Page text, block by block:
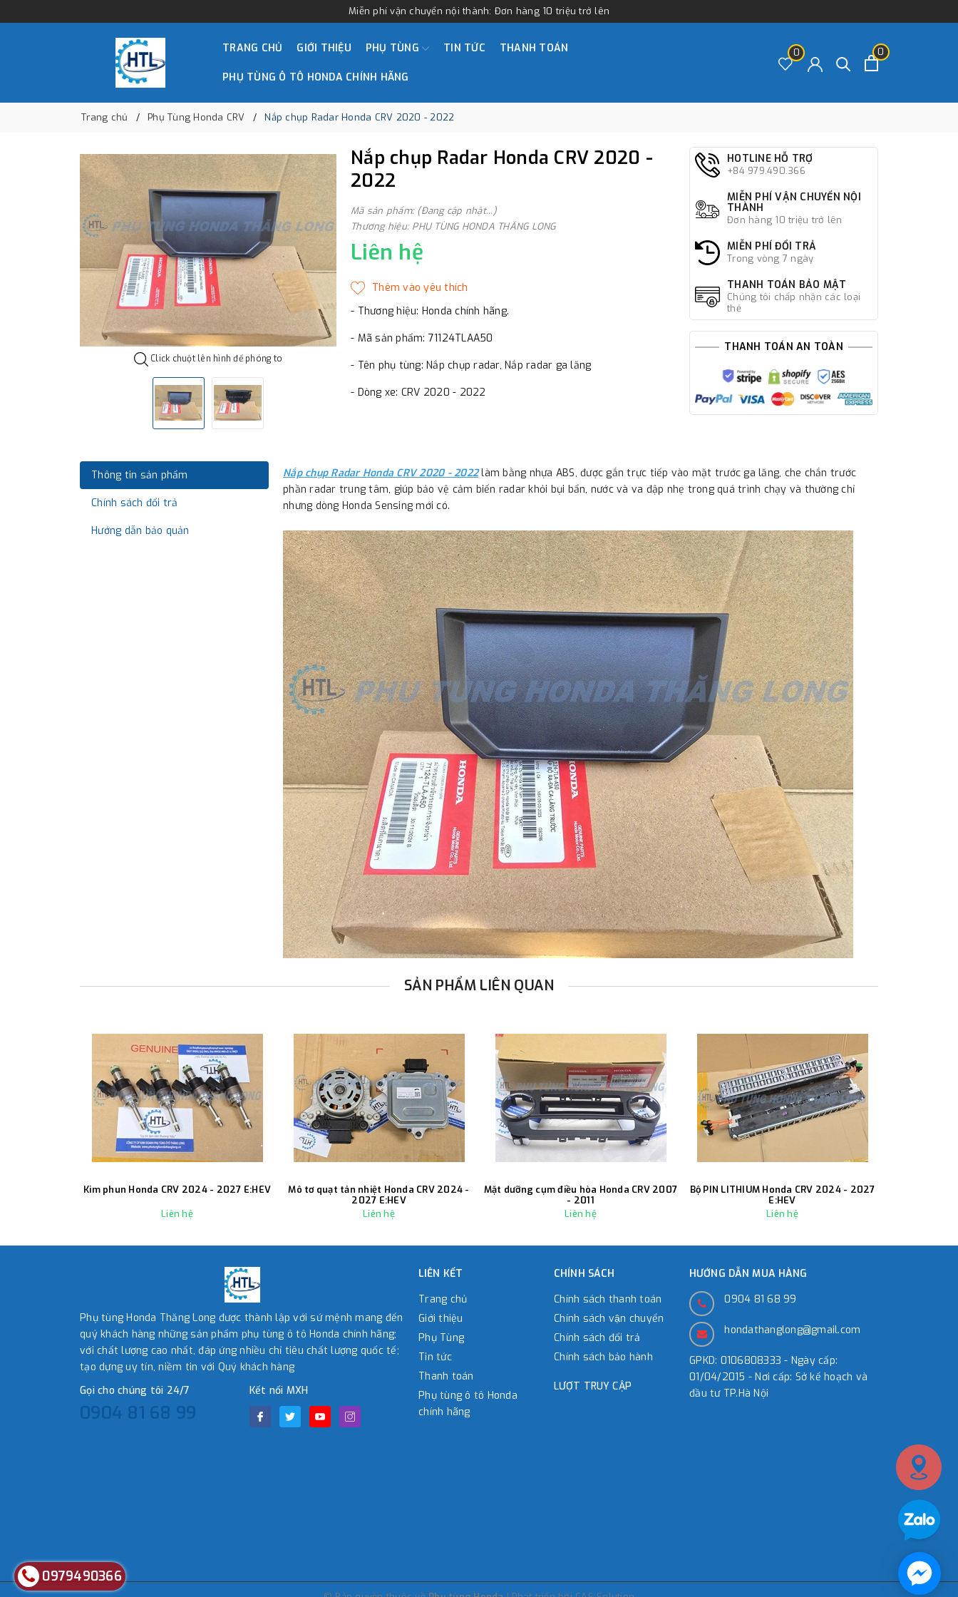
Miễn phí vận chuyển nội thành: Đơn hàng 10 triệu trở lên
TRANG CHỦ GIỚI THIỆU PHỤ TÙNG TIN TỨC THANH TOÁN
PHỤ TÙNG Ô TÔ HONDA CHÍNH HÃNG
0 0
Trang chủ Phụ Tùng Honda CRV Nắp chụp Radar Honda CRV 2020 - 2022
Click chuột lên hình để phóng to
Nắp chụp Radar Honda CRV 2020 -
2022
Mã sản phẩm: (Đang cập nhật...)
Thương hiệu: PHỤ TÙNG HONDA THĂNG LONG
Liên hệ
- Thương hiệu: Honda chính hãng.
- Mã sản phẩm: 71124TLAA50
- Tên phụ tùng: Nắp chụp radar, Nắp radar ga lăng
- Dòng xe: CRV 2020 - 2022
HOTLINE HỖ TRỢ
+84 979.490.366
MIỄN PHÍ VẬN CHUYỂN NỘI
THÀNH
Đơn hàng 10 triệu trở lên
MIỄN PHÍ ĐỔI TRẢ
Trong vòng 7 ngày
THANH TOÁN BẢO MẬT
Chúng tôi chấp nhận các loại
thẻ
THANH TOÁN AN TOÀN
Thông tin sản phẩm
Chính sách đổi trả
Hướng dẫn bảo quản
Nắp chụp Radar Honda CRV 2020 - 2022làm bằng nhựa ABS, được gắn trực tiếp vào mặt trước ga lăng, che chắn trước
phần radar trung tâm, giúp bảo vệ cảm biến radar khỏi bụi bẩn, nước và va đập nhẹ trong quá trình chạy và thường chỉ
nhưng dòng Honda Sensing mới có.
SẢN PHẨM LIÊN QUAN
Kim phun Honda CRV 2024 - 2027 E:HEV
Liên hệ
Mô tơ quạt tản nhiệt Honda CRV 2024 -
2027 E:HEV
Liên hệ
Mặt dưỡng cụm điều hòa Honda CRV 2007
- 2011
Liên hệ
Bộ PIN LITHIUM Honda CRV 2024 - 2027
E:HEV
Liên hệ
Phụ tùng Honda Thăng Long được thành lập với sứ mệnh mang đến
quý khách hàng những sản phẩm phụ tùng ô tô Honda chính hãng;
với chất lượng cao nhất, đáp ứng nhiều chỉ tiêu chất lượng quốc tế;
tạo dựng uy tín, niềm tin với Quý khách hàng
Gọi cho chúng tôi 24/7
0904 81 68 99
Kết nối MXH
LIÊN KẾT
Trang chủ
Giới thiệu
Phụ Tùng
Tin tức
Thanh toán
Phụ tùng ô tô Honda
chính hãng
CHÍNH SÁCH
Chính sách thanh toán
Chính sách vận chuyển
Chính sách đổi trả
Chính sách bảo hành
LƯỢT TRUY CẬP
HƯỚNG DẪN MUA HÀNG
0904 81 68 99
hondathanglong@gmail.com
GPKD: 0106808333 - Ngày cấp:
01/04/2015 - Nơi cấp: Sở kế hoạch và
đầu tư TP.Hà Nội
0979490366